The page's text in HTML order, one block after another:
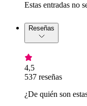
Estas entradas no
Reseñas
4,5
537 reseñas
¿De quién son